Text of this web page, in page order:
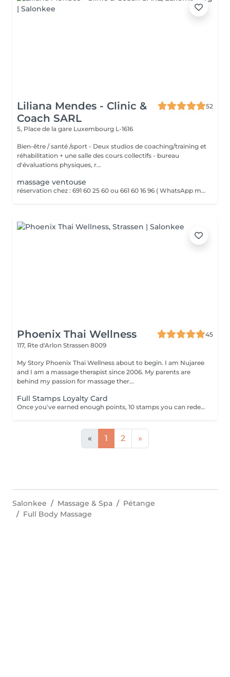
Liliana Mendes - Clinic &
Coach SARL
52
5, Place de la gare Luxembourg L-1616
Bien-être / santé /sport - Deux studios de coaching/training et
réhabilitation + une salle des cours collectifs - bureau
d'évaluations physiques, r...
massage ventouse
réservation chez : 691 60 25 60 ou 661 60 16 96 ( WhatsApp msg ) VENTOUSES OU CUPPING THERAPY Technique thérapeutique utilisant la succion pour créer une dépression sur la peau. Il améliore la circulation sanguine, décontracte lés muscles, soulage les Dolores et draine les tissus
Phoenix Thai Wellness
45
117, Rte d'Arlon Strassen 8009
My Story Phoenix Thai Wellness about to begin. I am Nujaree
and I am a massage therapist since 2006. My parents are
behind my passion for massage ther...
Full Stamps Loyalty Card
Once you've earned enough points, 10 stamps you can redeem them for a discount 30 minutes free.
« 1 2 »
Salonkee Massage & Spa
Pétange
Full Body Massage